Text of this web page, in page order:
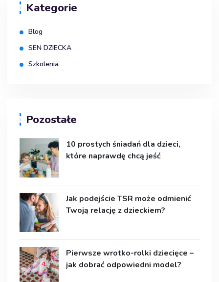
Kategorie
Blog
SEN DZIECKA
Szkolenia
Pozostałe
10 prostych śniadań dla dzieci,
które naprawdę chcą jeść
Jak podejście TSR może odmienić
Twoją relację z dzieckiem?
Pierwsze wrotko-rolki dziecięce –
jak dobrać odpowiedni model?